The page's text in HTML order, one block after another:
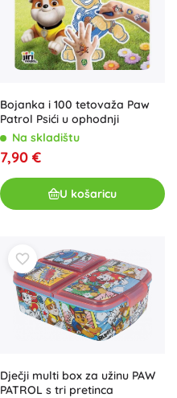
Bojanka i 100 tetovaža Paw
Patrol Psići u ophodnji
Na skladištu
7,90 €
U košaricu
Dječji multi box za užinu PAW
PATROL s tri pretinca